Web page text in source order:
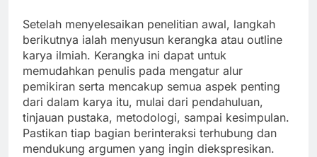
Setelah menyelesaikan penelitian awal, langkah
berikutnya ialah menyusun kerangka atau outline
karya ilmiah. Kerangka ini dapat untuk
memudahkan penulis pada mengatur alur
pemikiran serta mencakup semua aspek penting
dari dalam karya itu, mulai dari pendahuluan,
tinjauan pustaka, metodologi, sampai kesimpulan.
Pastikan tiap bagian berinteraksi terhubung dan
mendukung argumen yang ingin diekspresikan.